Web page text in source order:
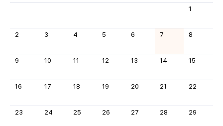
1
2 3 4 5 6 7 8
9 10 11 12 13 14 15
16 17 18 19 20 21 22
23 24 25 26 27 28 29